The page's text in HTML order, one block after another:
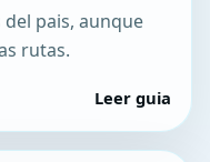
pais, aunque
rutas.
Leer guia